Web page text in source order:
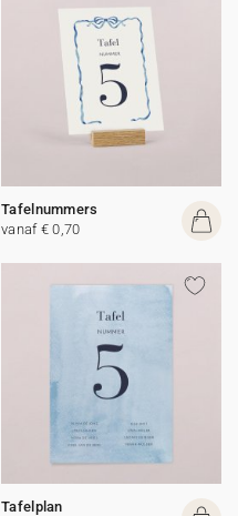
Tafelnummers
vanaf € 0,70
Tafelplan